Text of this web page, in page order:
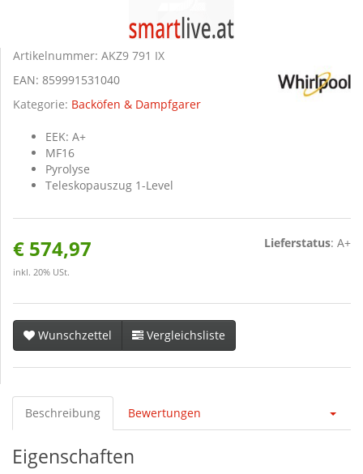
Artikelnummer: AKZ9 791 IX
EAN: 859991531040
Kategorie: Backöfen & Dampfgarer
EEK: A+
MF16
Pyrolyse
Teleskopauszug 1-Level
€ 574,97
inkl. 20% USt.
Lieferstatus: A+
Wunschzettel Vergleichsliste
Beschreibung Bewertungen
Eigenschaften